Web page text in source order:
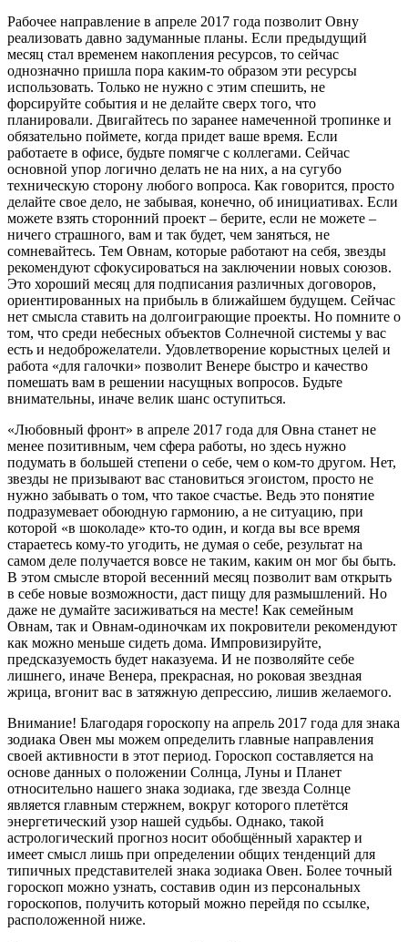
Рабочее направление в апреле 2017 года позволит Овну
реализовать давно задуманные планы. Если предыдущий
месяц стал временем накопления ресурсов, то сейчас
однозначно пришла пора каким-то образом эти ресурсы
использовать. Только не нужно с этим спешить, не
форсируйте события и не делайте сверх того, что
планировали. Двигайтесь по заранее намеченной тропинке и
обязательно поймете, когда придет ваше время. Если
работаете в офисе, будьте помягче с коллегами. Сейчас
основной упор логично делать не на них, а на сугубо
техническую сторону любого вопроса. Как говорится, просто
делайте свое дело, не забывая, конечно, об инициативах. Если
можете взять сторонний проект – берите, если не можете –
ничего страшного, вам и так будет, чем заняться, не
сомневайтесь. Тем Овнам, которые работают на себя, звезды
рекомендуют сфокусироваться на заключении новых союзов.
Это хороший месяц для подписания различных договоров,
ориентированных на прибыль в ближайшем будущем. Сейчас
нет смысла ставить на долгоиграющие проекты. Но помните о
том, что среди небесных объектов Солнечной системы у вас
есть и недоброжелатели. Удовлетворение корыстных целей и
работа «для галочки» позволит Венере быстро и качество
помешать вам в решении насущных вопросов. Будьте
внимательны, иначе велик шанс оступиться.
«Любовный фронт» в апреле 2017 года для Овна станет не
менее позитивным, чем сфера работы, но здесь нужно
подумать в большей степени о себе, чем о ком-то другом. Нет,
звезды не призывают вас становиться эгоистом, просто не
нужно забывать о том, что такое счастье. Ведь это понятие
подразумевает обоюдную гармонию, а не ситуацию, при
которой «в шоколаде» кто-то один, и когда вы все время
стараетесь кому-то угодить, не думая о себе, результат на
самом деле получается вовсе не таким, каким он мог бы быть.
В этом смысле второй весенний месяц позволит вам открыть
в себе новые возможности, даст пищу для размышлений. Но
даже не думайте засиживаться на месте! Как семейным
Овнам, так и Овнам-одиночкам их покровители рекомендуют
как можно меньше сидеть дома. Импровизируйте,
предсказуемость будет наказуема. И не позволяйте себе
лишнего, иначе Венера, прекрасная, но роковая звездная
жрица, вгонит вас в затяжную депрессию, лишив желаемого.
Внимание! Благодаря гороскопу на апрель 2017 года для знака
зодиака Овен мы можем определить главные направления
своей активности в этот период. Гороскоп составляется на
основе данных о положении Солнца, Луны и Планет
относительно нашего знака зодиака, где звезда Солнце
является главным стержнем, вокруг которого плетётся
энергетический узор нашей судьбы. Однако, такой
астрологический прогноз носит обобщённый характер и
имеет смысл лишь при определении общих тенденций для
типичных представителей знака зодиака Овен. Более точный
гороскоп можно узнать, составив один из персональных
гороскопов, получить который можно перейдя по ссылке,
расположенной ниже.